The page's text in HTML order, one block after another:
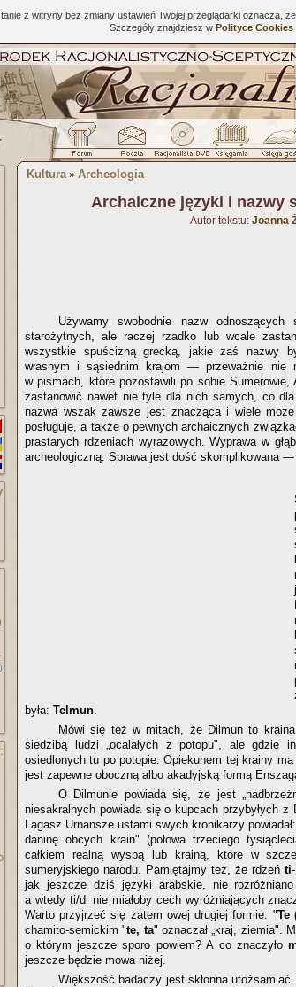
z witryny bez zmiany ustawień Twojej przeglądarki oznacza,
Szczegóły znajdziesz w Polityce Cookies
:
Kultura» Archeologia
Archaiczne języki i nazwy
Autor tekstu: Joanna
Używamy swobodnie nazw
starożytnych, ale raczej rzadko lub wcale
wszystkie spuścizną grecką, jakie zaś nazwy
własnym i sąsiednim krajom — przeważnie nie
w pismach, które pozostawili po sobie
zastanowić nawet nie tyle dla nich samych, co
nazwa wszak zawsze jest znacząca i wiele
posługuje, a także o pewnych archaicznych
prastarych rdzeniach wyrazowych. Wyprawa w
archeologiczną. Sprawa jest dość skomplikowana
była: Telmun.
Mówi się też w mitach, że Dilmun to
siedzibą ludzi „ocalałych z potopu", ale gdzie
osiedlonych tu po potopie. Opiekunem tej krainy
jest zapewne oboczną albo akadyjską formą
O Dilmunie powiada się, że jest
niesakralnych powiada się o kupcach przybyłych
Lagasz Urnansze ustami swych kronikarzy
daninę obcych krain" (połowa trzeciego
całkiem realną wyspą lub krainą, które w
sumeryjskiego narodu. Pamiętajmy też, że rdzeńti
jak jeszcze dziś języki arabskie, nie
a wtedy ti/di nie miałoby cech wyróżniających
Warto przyjrzeć się zatem owej drugiej formie: "Te
chamito-semickim "te, ta" oznaczał „kraj, ziemia".
o którym jeszcze sporo powiem? A co znaczyło
jeszcze będzie mowa niżej.
Większość badaczy jest skłonna